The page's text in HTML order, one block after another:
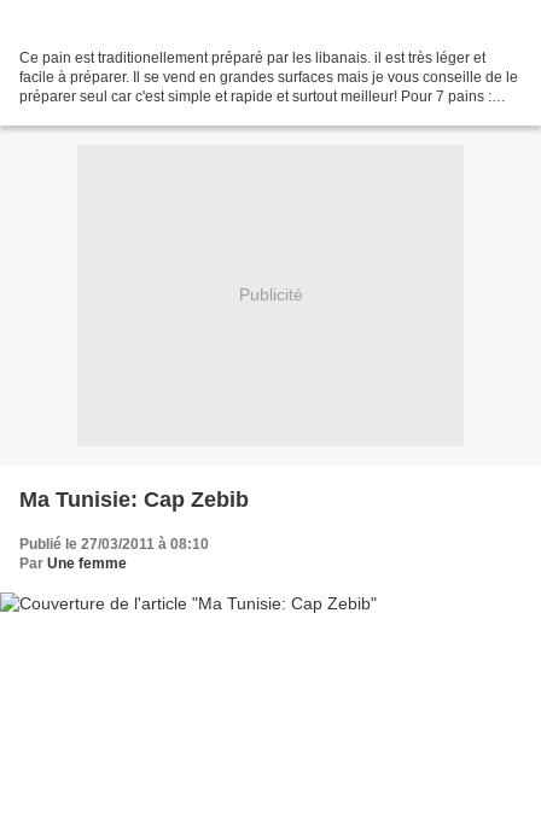
Ce pain est traditionellement préparé par les libanais. il est très léger et
facile à préparer. Il se vend en grandes surfaces mais je vous conseille de le
préparer seul car c'est simple et rapide et surtout meilleur! Pour 7 pains :
Publicité
Ma Tunisie: Cap Zebib
Publié le 27/03/2011 à 08:10
Par Une femme